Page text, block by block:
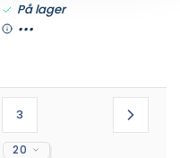
På lager
•••
3
20